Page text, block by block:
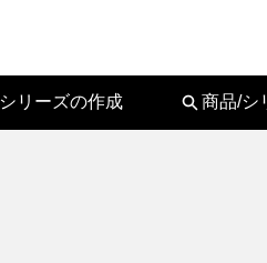
シリーズの作成 商品/シ